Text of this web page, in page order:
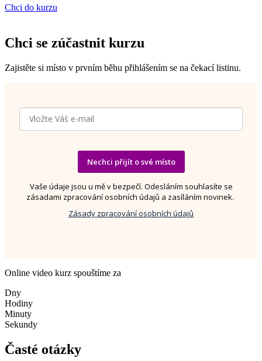
Chci do kurzu
Chci se zúčastnit kurzu
Zajistěte si místo v prvním běhu přihlášením se na čekací listinu.
Nechci přijít o své místo
Vaše údaje jsou u mě v bezpečí. Odesláním souhlasíte se
zásadami zpracování osobních údajů a zasíláním novinek.
Zásady zpracování osobních údajů
Online video kurz spouštíme za
Dny
Hodiny
Minuty
Sekundy
Časté otázky